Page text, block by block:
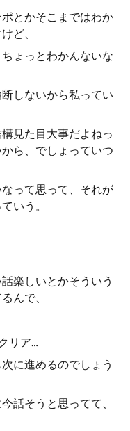
とかそこまではわか
ど、
ょっとわかんないな
しないから私ってい
見た目大事だよねっ
ら、でしょっていつ
って思って、それが
いう。
楽しいとかそういう
んで、
リア…
に進めるのでしょう
話そうと思ってて、